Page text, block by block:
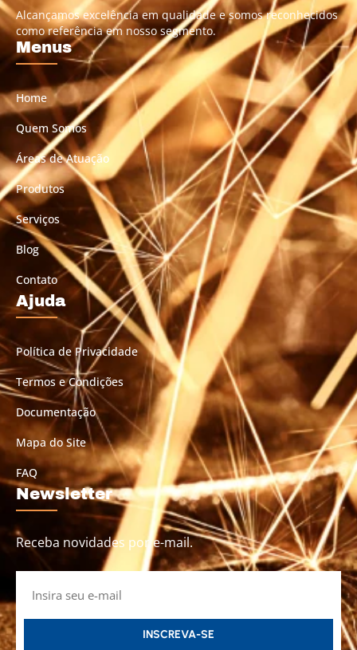
Alcançamos excelência em qualidade e somos reconhecidos
como referência em nosso segmento.
Menus
Home
Quem Somos
Áreas de Atuação
Produtos
Serviços
Blog
Contato
Ajuda
Política de Privacidade
Termos e Condições
Documentação
Mapa do Site
FAQ
Newsletter
Receba novidades por e-mail.
INSCREVA-SE